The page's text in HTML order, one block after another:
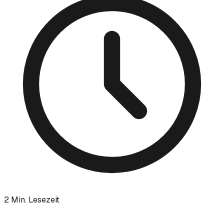
2 Min. Lesezeit